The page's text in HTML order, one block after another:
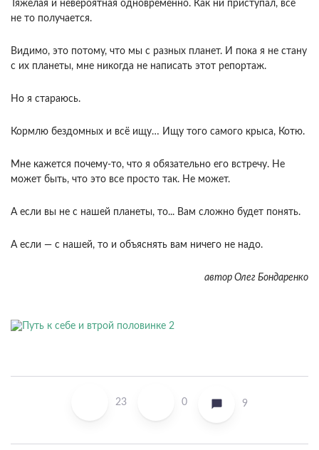
Тяжелая и невероятная одновременно. Как ни приступал, всё
не то получается.
Видимо, это потому, что мы с разных планет. И пока я не стану
с их планеты, мне никогда не написать этот репортаж.
Но я стараюсь.
Кормлю бездомных и всё ищу… Ищу того самого крыса, Котю.
Мне кажется почему-то, что я обязательно его встречу. Не
может быть, что это все просто так. Не может.
А если вы не с нашей планеты, то... Вам сложно будет понять.
А если — с нашей, то и объяснять вам ничего не надо.
автор Олег Бондаренко
23 0 9